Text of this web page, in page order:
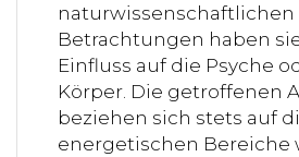
naturwissenschaftlichen
Betrachtungen haben
Einfluss auf die Psyche
Körper. Die getroffenen
beziehen sich stets auf
energetischen Bereiche